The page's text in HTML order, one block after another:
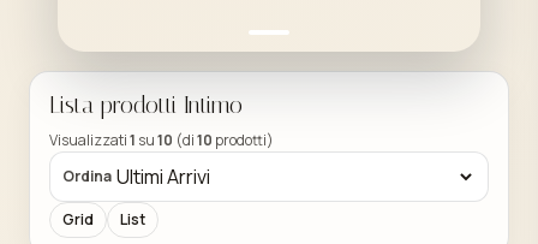
Lista prodotti Intimo
Visualizzati1 su10 (di10 prodotti)
Ordina
Grid
List